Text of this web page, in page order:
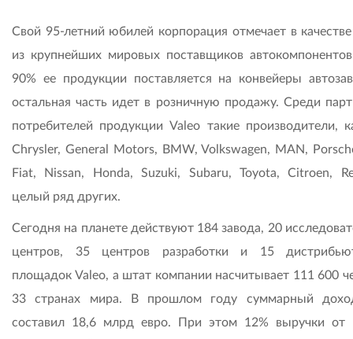
Свой 95-летний юбилей корпорация отмечает в
из крупнейших мировых поставщиков
90% ее продукции поставляется на конвейеры
остальная часть идет в розничную продажу. Среди
потребителей продукции Valeo такие производители,
Chrysler, General Motors, BMW, Volkswagen, MAN,
Fiat, Nissan, Honda, Suzuki, Subaru, Toyota, Citroen,
целый ряд других.
Сегодня на планете действуют 184 завода, 20
центров, 35 центров разработки и 15
площадок Valeo, а штат компании насчитывает 111 600
33 странах мира. В прошлом году суммарный
составил 18,6 млрд евро. При этом 12% выручки от